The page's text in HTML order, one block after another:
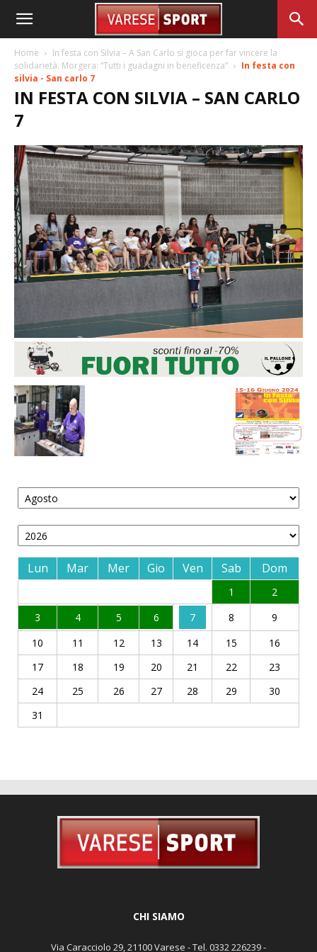
Home
In festa con Silvia – A San Carlo si gioca per far vincere la
solidarietà. Morgera: “Tutti i guadagni in beneficenza”
In festa con
silvia - San carlo 7
IN FESTA CON SILVIA – SAN CARLO
7
Lun Mar Mer Gio Ven Sab Dom
1
2
3
4 5 6 7 8
9
10
11 12 13 14 15
16
17
18 19 20 21 22
23
24
25 26 27 28 29
30
31
CHI SIAMO
Via Caracciolo 29, 21100 Varese - Tel. 0332 226239 -